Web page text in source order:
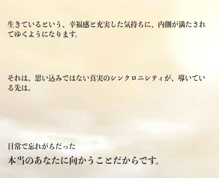
生きているという、幸福感と充実した気持ちに、内側が満たされ
てゆくようになります。
それは、思い込みではない真実のシンクロニシティが、導いてい
る先は、
日常で忘れがちだった
本当のあなたに向かうことだからです。